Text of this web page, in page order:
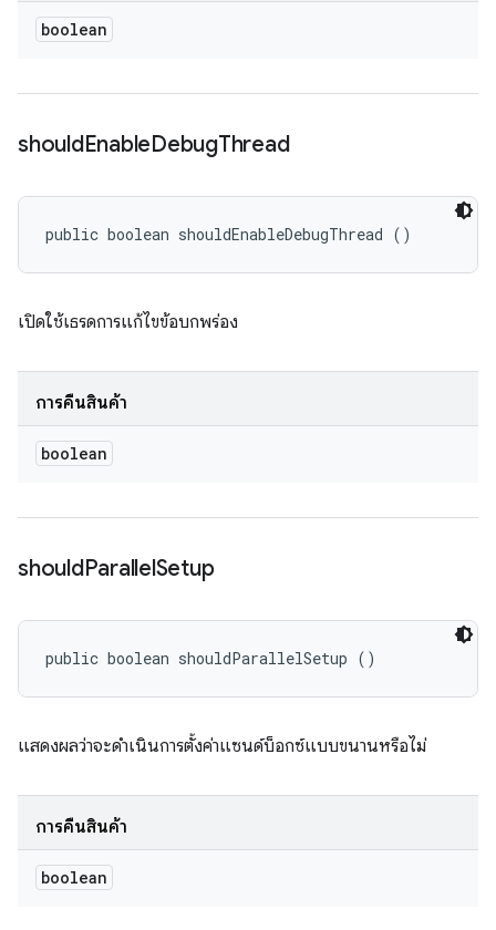
boolean
shouldEnableDebugThread
public boolean shouldEnableDebugThread ()
เปิดใช้เธรดการแก้ไขข้อบกพร่อง
การคืนสินค้า
boolean
shouldParallelSetup
public boolean shouldParallelSetup ()
แสดงผลว่าจะดำเนินการตั้งค่าแซนด์บ็อกซ์แบบขนานหรือไม่
การคืนสินค้า
boolean